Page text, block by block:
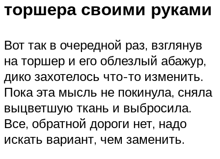
торшера своими руками
Вот так в очередной раз, взглянув
на торшер и его облезлый абажур,
дико захотелось что-то изменить.
Пока эта мысль не покинула, сняла
выцветшую ткань и выбросила.
Все, обратной дороги нет, надо
искать вариант, чем заменить.